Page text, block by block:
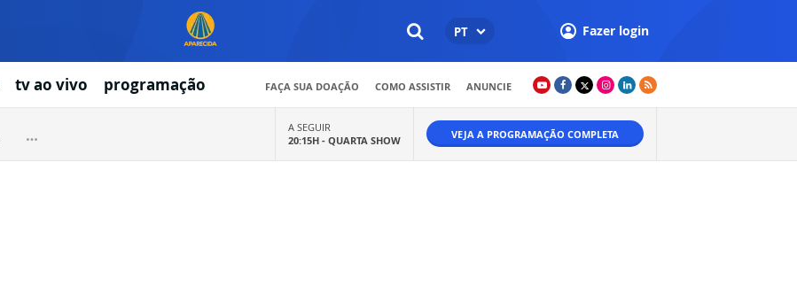
PT Fazer login
tv ao vivo programação FAÇA SUA DOAÇÃO COMO ASSISTIR ANUNCIE
A SEGUIR
20:15H - QUARTA SHOW VEJA A PROGRAMAÇÃO COMPLETA